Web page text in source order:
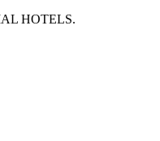
HOTELS.